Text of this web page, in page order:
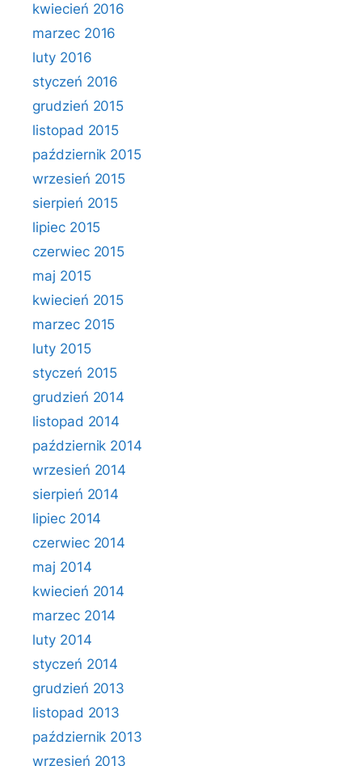
kwiecień 2016
marzec 2016
luty 2016
styczeń 2016
grudzień 2015
listopad 2015
październik 2015
wrzesień 2015
sierpień 2015
lipiec 2015
czerwiec 2015
maj 2015
kwiecień 2015
marzec 2015
luty 2015
styczeń 2015
grudzień 2014
listopad 2014
październik 2014
wrzesień 2014
sierpień 2014
lipiec 2014
czerwiec 2014
maj 2014
kwiecień 2014
marzec 2014
luty 2014
styczeń 2014
grudzień 2013
listopad 2013
październik 2013
wrzesień 2013